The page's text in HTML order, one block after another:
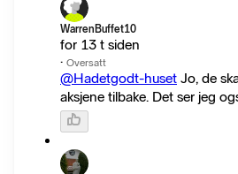
WarrenBuffet10
for 13 t siden
· Oversatt
@Hadetgodt-huset Jo, de
aksjene tilbake. Det ser jeg